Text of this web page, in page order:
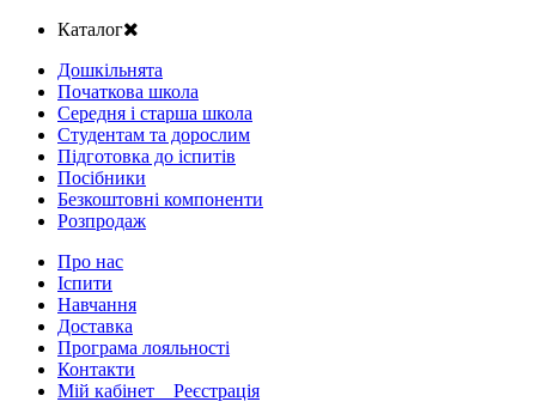
Каталог
Дошкільнята
Початкова школа
Середня і старша школа
Студентам та дорослим
Підготовка до іспитів
Посібники
Безкоштовні компоненти
Розпродаж
Про нас
Іспити
Навчання
Доставка
Програма лояльності
Контакти
Мій кабінет Реєстрація